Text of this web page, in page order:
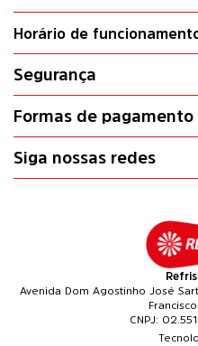
Horário de
Segurança
Formas de pagamento
Siga nossas redes
Avenida Dom Agostinho José